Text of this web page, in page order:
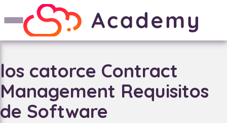
los catorce Contract
Management Requisitos
de Software